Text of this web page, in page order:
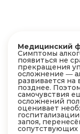
Медицинский
Симптомы
появиться не
прекращения
осложнение —
развивается на
позднее.
самочувствия
осложнений
оценивает
запоя,
сопутствующих